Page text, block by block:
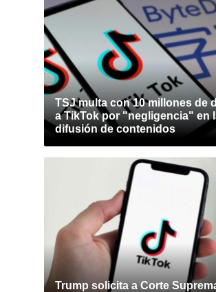
TSJ multa con 10 millones de
a TikTok por "negligencia" en
difusión de contenidos
Trump solicita a Corte